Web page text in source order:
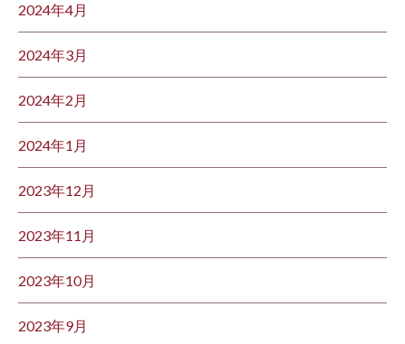
2024年4月
2024年3月
2024年2月
2024年1月
2023年12月
2023年11月
2023年10月
2023年9月